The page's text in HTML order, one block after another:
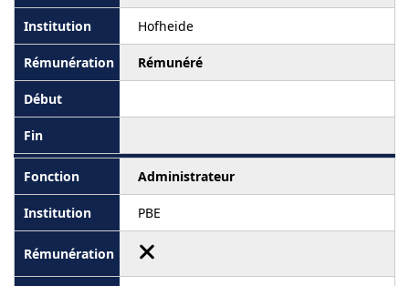
Hofheide
Rémunéré
Administrateur
PBE